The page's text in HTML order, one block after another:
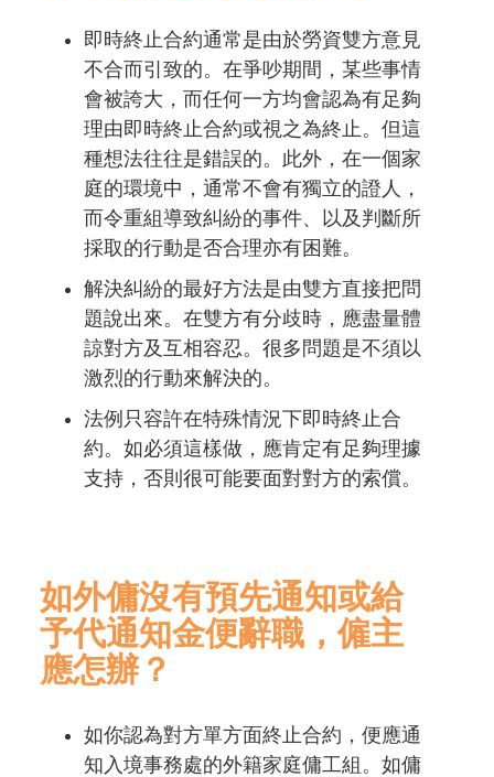
即時終止合約通常是由於勞資雙方意見
不合而引致的。在爭吵期間，某些事情
會被誇大，而任何一方均會認為有足夠
理由即時終止合約或視之為終止。但這
種想法往往是錯誤的。此外，在一個家
庭的環境中，通常不會有獨立的證人，
而令重組導致糾紛的事件、以及判斷所
採取的行動是否合理亦有困難。
解決糾紛的最好方法是由雙方直接把問
題說出來。在雙方有分歧時，應盡量體
諒對方及互相容忍。很多問題是不須以
激烈的行動來解決的。
法例只容許在特殊情況下即時終止合
約。如必須這樣做，應肯定有足夠理據
支持，否則很可能要面對對方的索償。
如外傭沒有預先通知或給
予代通知金便辭職，僱主
應怎辦？
如你認為對方單方面終止合約，便應通
知入境事務處的外籍家庭傭工組。如傭